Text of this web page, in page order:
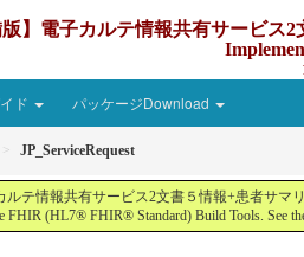
版】電子カルテ情報共有サービ
ド パッケージDownload
JP_ServiceRequest
テ情報共有サービス2文書５情報+患者サマ
FHIR (HL7® FHIR® Standard) Build Tools. See